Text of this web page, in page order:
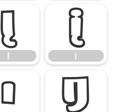
Į į
į
ı Ĳ